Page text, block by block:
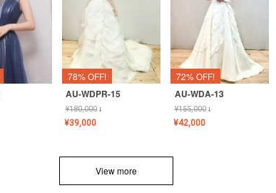
78% OFF!
AU-WDPR-15
¥180,000↓
¥39,000
72% OFF!
AU-WDA-13
¥155,000↓
¥42,000
View more